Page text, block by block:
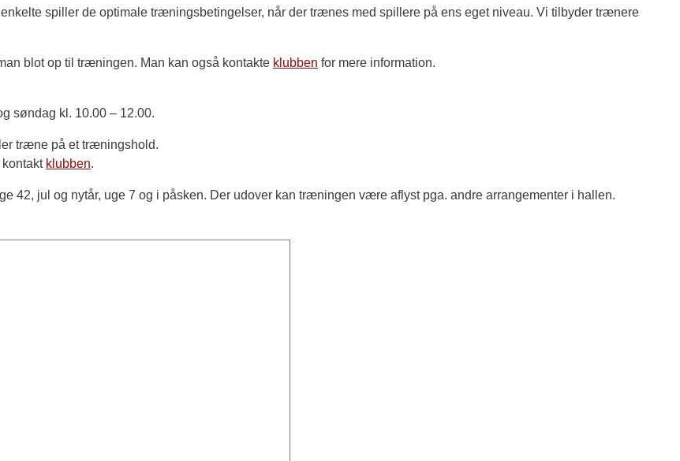
spiller de optimale træningsbetingelser, når der trænes med spillere på ens eget niveau. Vi tilbyder trænere
blot op til træningen. Man kan også kontakte klubben for mere information.
søndag kl. 10.00 – 12.00.
træne på et træningshold.
klubben.
42, jul og nytår, uge 7 og i påsken. Der udover kan træningen være aflyst pga. andre arrangementer i hallen.